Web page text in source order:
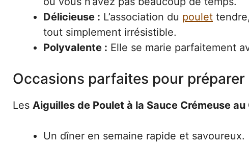
Délicieuse : L’association du poulet
tout simplement irrésistible.
Polyvalente : Elle se marie parfaitement
Occasions parfaites pour préparer
Les Aiguilles de Poulet à la Sauce Crémeuse au
Un dîner en semaine rapide et savoureux.